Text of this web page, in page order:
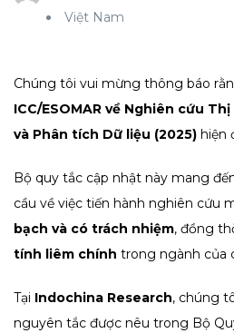
Việt Nam
Chúng tôi vui mừng thông báo
ICC/ESOMAR về Nghiên cứu
và Phân tích Dữ liệu (2025) hiện
Bộ quy tắc cập nhật này mang
cầu về việc tiến hành nghiên cứu
bạch và có trách nhiệm, đồng
tính liêm chính trong ngành của
Tại Indochina Research, chúng
nguyên tắc được nêu trong Bộ